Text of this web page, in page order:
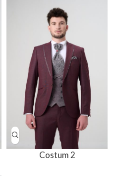
Costum 2